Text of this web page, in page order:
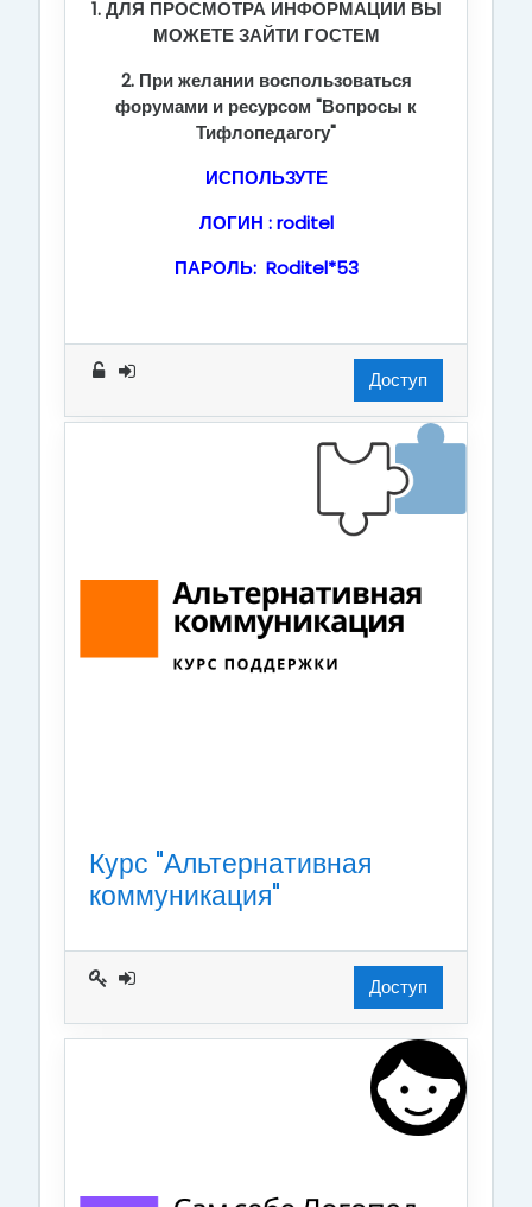
1. ДЛЯ ПРОСМОТРА ИНФОРМАЦИИ ВЫ
МОЖЕТЕ ЗАЙТИ ГОСТЕМ
2. При желании воспользоваться
форумами и ресурсом "Вопросы к
Тифлопедагогу"
ИСПОЛЬЗУТЕ
ЛОГИН : roditel
ПАРОЛЬ: Roditel*53
Доступ
Курс "Альтернативная
коммуникация"
Доступ